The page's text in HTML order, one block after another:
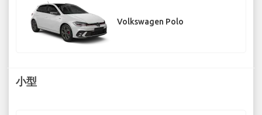
Volkswagen Polo
小型